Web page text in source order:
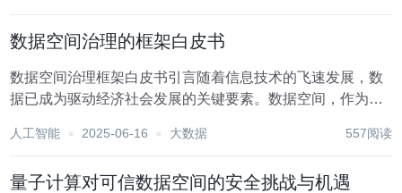
数据空间治理的框架白皮书
数据空间治理框架白皮书引言随着信息技术的飞速发展，数
据已成为驱动经济社会发展的关键要素。数据空间，作为数
益凸显。然而，数据空间的复杂性、开放性和动态性也带来
人工智能 2025-06-16 大数据 557阅读
量子计算对可信数据空间的安全挑战与机遇